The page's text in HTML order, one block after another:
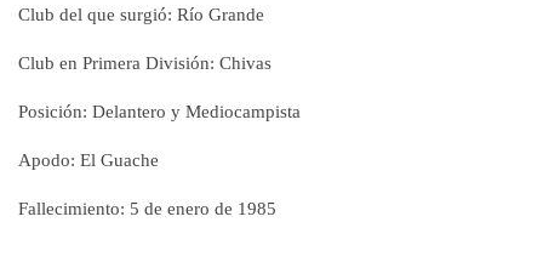
Club del que surgió: Río Grande
Club en Primera División: Chivas
Posición: Delantero y Mediocampista
Apodo: El Guache
Fallecimiento: 5 de enero de 1985